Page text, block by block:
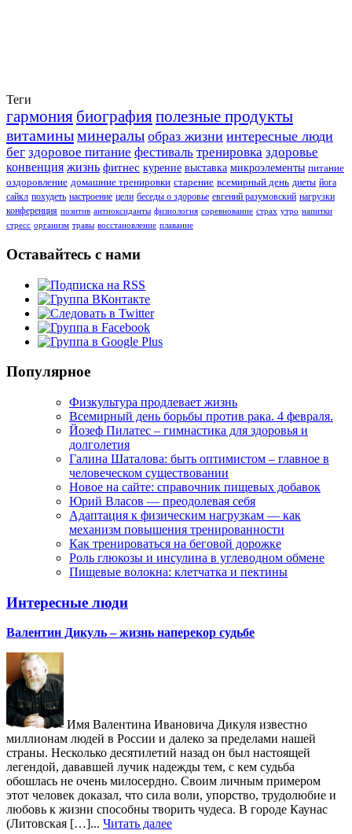
Теги
гармония биографияполезные продукты
витаминыминералы образ жизни интересные люди
бег здоровое питание фестиваль тренировка здоровье
конвенция жизнь фитнес курение выставка микроэлементы питание
оздоровление домашние тренировки старение всемирный день диеты йога
сайкл похудеть настроение цели беседы о здоровье евгений разумовский нагрузки
конференция позитив антиоксиданты физиология соревнование страх утро напитки
стресс организм травы восстановление плавание
Оставайтесь с нами
Популярное
Физкультура продлевает жизнь
Всемирный день борьбы против рака. 4 февраля.
Йозеф Пилатес – гимнастика для здоровья и
долголетия
Галина Шаталова: быть оптимистом – главное в
человеческом существовании
Новое на сайте: справочник пищевых добавок
Юрий Власов — преодолевая себя
Адаптация к физическим нагрузкам — как
механизм повышения тренированности
Как тренироваться на беговой дорожке
Роль глюкозы и инсулина в углеводном обмене
Пищевые волокна: клетчатка и пектины
Интересные люди
Валентин Дикуль – жизнь наперекор судьбе
Имя Валентина Ивановича Дикуля известно
миллионам людей в России и далеко за пределами нашей
страны. Несколько десятилетий назад он был настоящей
легендой, дававшей лучик надежды тем, с кем судьба
обошлась не очень милосердно. Своим личным примером
этот человек доказал, что сила воли, упорство, трудолюбие и
любовь к жизни способны творить чудеса. В городе Каунас
(Литовская […]... Читать далее